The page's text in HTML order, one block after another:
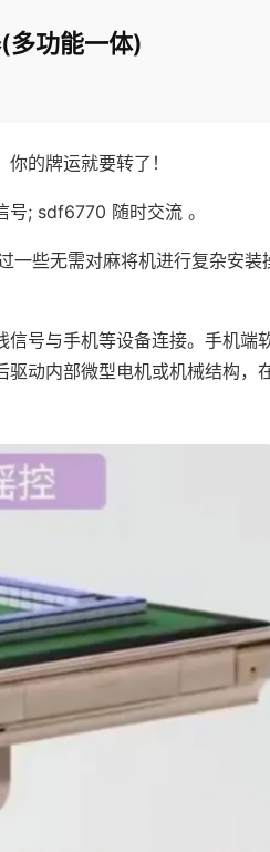
多功能一体)
的牌运就要转了！
; sdf6770 随时交流 。
一些无需对麻将机进行复杂安装
信号与手机等设备连接。手机端
动内部微型电机或机械结构，